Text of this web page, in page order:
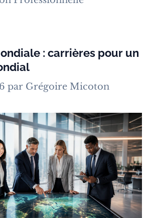
: carrières pour un
par Grégoire Micoton